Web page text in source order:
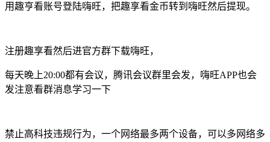
用趣亨看账号登陆嗨旺，把趣享看金币转到嗨旺然后提现。
注册趣享看然后进官方群下载嗨旺，
每天晚上20:00都有会议，腾讯会议群里会发，嗨旺APP也会
发注意看群消息学习一下
禁止高科技违规行为，一个网络最多两个设备，可以多网络多